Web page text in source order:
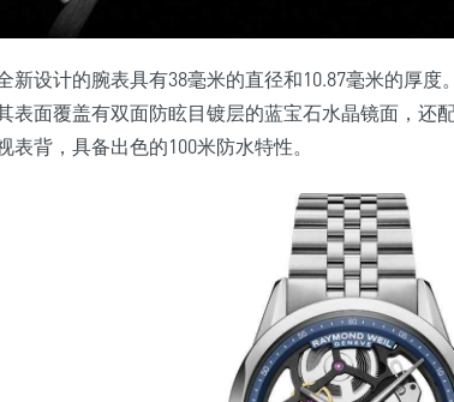
新设计的腕表具有38毫米的直径和10.87毫米的厚
表面覆盖有双面防眩目镀层的蓝宝石水晶镜面，还
表背，具备出色的100米防水特性。